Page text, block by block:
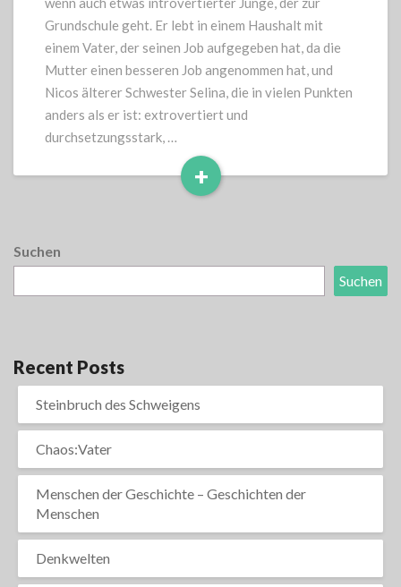
Grundschule geht. Er lebt in einem Haushalt mit
einem Vater, der seinen Job aufgegeben hat, da die
Mutter einen besseren Job angenommen hat, und
Nicos älterer Schwester Selina, die in vielen Punkten
anders als er ist: extrovertiert und
durchsetzungsstark, …
+
Read
Suchen
Suchen
Recent Posts
Steinbruch des Schweigens
Chaos:Vater
Menschen der Geschichte – Geschichten der
Menschen
Denkwelten